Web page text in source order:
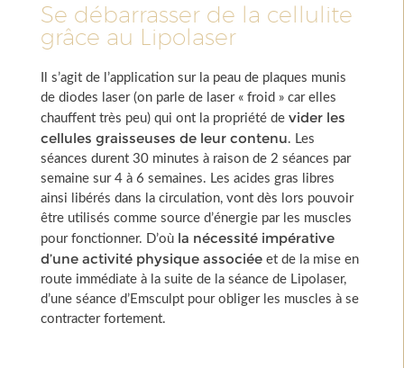
Se débarrasser de la cellulite
grâce au Lipolaser
Il s’agit de l’application sur la peau de plaques munis
de diodes laser (on parle de laser « froid » car elles
chauffent très peu) qui ont la propriété de vider les
cellules graisseuses de leur contenu. Les
séances durent 30 minutes à raison de 2 séances par
semaine sur 4 à 6 semaines. Les acides gras libres
ainsi libérés dans la circulation, vont dès lors pouvoir
être utilisés comme source d’énergie par les muscles
pour fonctionner. D’où la nécessité impérative
d’une activité physique associéeet de la mise en
route immédiate à la suite de la séance de Lipolaser,
d’une séance d’Emsculpt pour obliger les muscles à se
contracter fortement.